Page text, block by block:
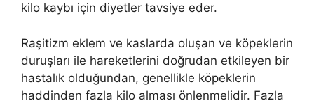
kilo kaybı için diyetler tavsiye eder.
Raşitizm eklem ve kaslarda oluşan ve köpeklerin
duruşları ile hareketlerini doğrudan etkileyen bir
hastalık olduğundan, genellikle köpeklerin
haddinden fazla kilo alması önlenmelidir. Fazla